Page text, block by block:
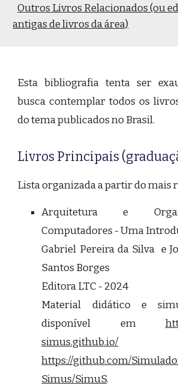
Outros Livros Relacionados (ou
antigas de livros da área)
Esta bibliografia tenta ser
busca contemplar todos os
do tema publicados no Brasil.
Livros Principais
Lista organizada a partir do mais
Arquitetura e
Computadores - Uma
Gabriel Pereira da Silva e
Santos Borges
Editora LTC - 2024
Material didático e
disponível em
simus.github.io/
https://github.com/
Simus/SimuS.